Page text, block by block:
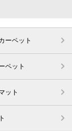
ーペット
ペット
ット